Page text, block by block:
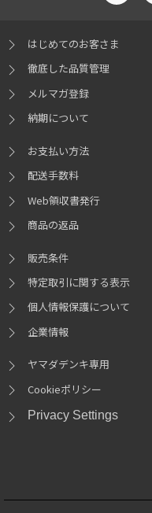
はじめてのお客さま
徹底した品質管理
メルマガ登録
納期について
お支払い方法
配送手数料
Web領収書発行
商品の返品
販売条件
特定取引に関する表示
個人情報保護について
企業情報
ヤマダデンキ専用
Cookieポリシー
Privacy Settings